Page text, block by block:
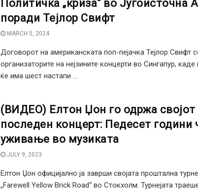
Политичка „криза“ во Југоисточна
поради Тејлор Свифт
MARCH 5, 2024
Договорот на американската поп-пејачка Тејлор Свифт
организаторите на нејзините концерти во Сингапур,
ќе има шест настапи ...
(ВИДЕО) Елтон Џон го одржа својот
последен концерт: Педесет години
уживање во музиката
JULY 9, 2023
Елтон Џон официјално ја заврши својата проштална
„Farewell Yellow Brick Road“ во Стокхолм. Турнејата